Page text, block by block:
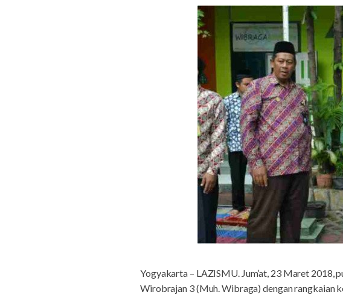
Yogyakarta – LAZISMU. Jum’at, 23 Maret 2018,
Wirobrajan 3 (Muh. Wibraga) dengan rangkaian